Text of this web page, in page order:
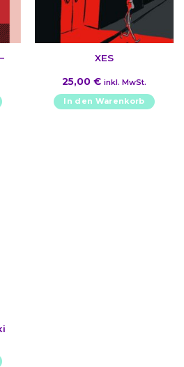
XES
25,00 € inkl. MwSt.
In den Warenkorb